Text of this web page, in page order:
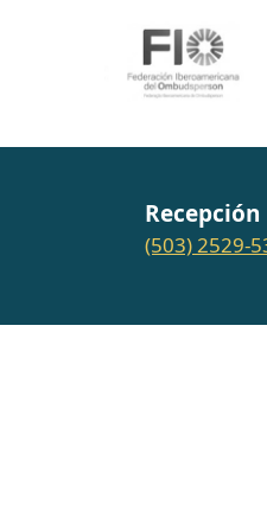
Recepción
(503) 2529-